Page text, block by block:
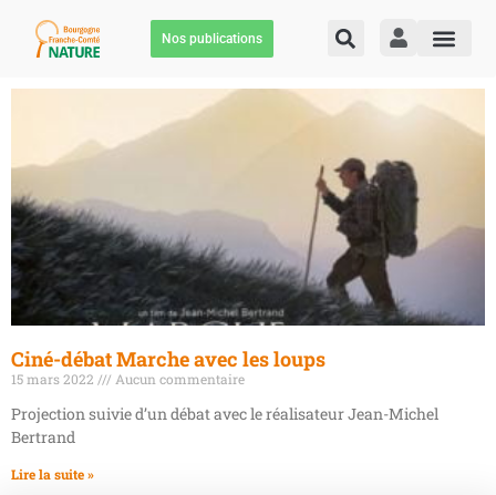
Nos publications
Ciné-débat Marche avec les loups
15 mars 2022 Aucun commentaire
Projection suivie d’un débat avec le réalisateur Jean-Michel
Bertrand
Lire la suite »